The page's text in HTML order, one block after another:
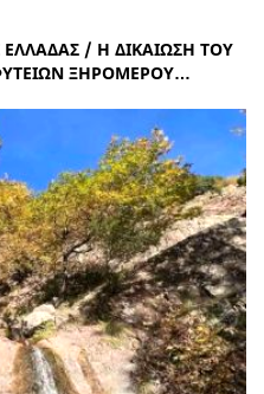
/ Η ΔΙΚΑΙΩΣΗ ΤΟΥ
ΞΗΡΟΜΕΡΟΥ…